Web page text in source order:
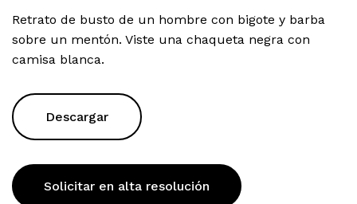
Retrato de busto de un hombre con bigote y barba
sobre un mentón. Viste una chaqueta negra con
camisa blanca.
Descargar
Solicitar en alta resolución